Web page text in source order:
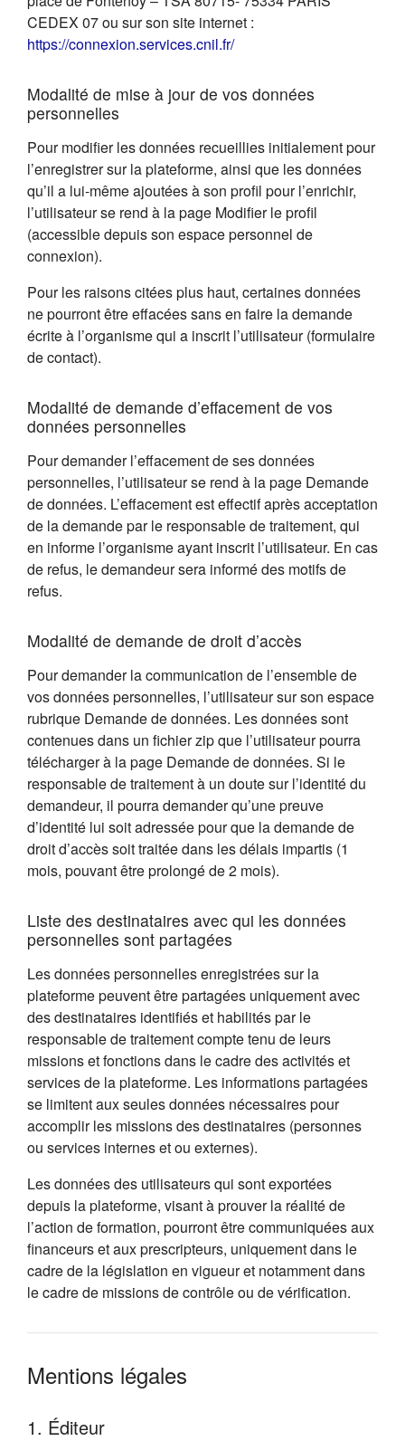
CEDEX 07 ou sur son site internet :
https://connexion.services.cnil.fr/(s'ouvre dans un nouvel
Modalité de mise à jour de vos données
personnelles
Pour modifier les données recueillies initialement pour
l’enregistrer sur la plateforme, ainsi que les données
qu’il a lui-même ajoutées à son profil pour l’enrichir,
l’utilisateur se rend à la page Modifier le profil
(accessible depuis son espace personnel de
connexion).
Pour les raisons citées plus haut, certaines données
ne pourront être effacées sans en faire la demande
écrite à l’organisme qui a inscrit l’utilisateur (formulaire
de contact).
Modalité de demande d’effacement de vos
données personnelles
Pour demander l’effacement de ses données
personnelles, l’utilisateur se rend à la page Demande
de données. L’effacement est effectif après acceptation
de la demande par le responsable de traitement, qui
en informe l’organisme ayant inscrit l’utilisateur. En cas
de refus, le demandeur sera informé des motifs de
refus.
Modalité de demande de droit d’accès
Pour demander la communication de l’ensemble de
vos données personnelles, l’utilisateur sur son espace
rubrique Demande de données. Les données sont
contenues dans un fichier zip que l’utilisateur pourra
télécharger à la page Demande de données. Si le
responsable de traitement à un doute sur l’identité du
demandeur, il pourra demander qu’une preuve
d’identité lui soit adressée pour que la demande de
droit d’accès soit traitée dans les délais impartis (1
mois, pouvant être prolongé de 2 mois).
Liste des destinataires avec qui les données
personnelles sont partagées
Les données personnelles enregistrées sur la
plateforme peuvent être partagées uniquement avec
des destinataires identifiés et habilités par le
responsable de traitement compte tenu de leurs
missions et fonctions dans le cadre des activités et
services de la plateforme. Les informations partagées
se limitent aux seules données nécessaires pour
accomplir les missions des destinataires (personnes
ou services internes et ou externes).
Les données des utilisateurs qui sont exportées
depuis la plateforme, visant à prouver la réalité de
l’action de formation, pourront être communiquées aux
financeurs et aux prescripteurs, uniquement dans le
cadre de la législation en vigueur et notamment dans
le cadre de missions de contrôle ou de vérification.
Mentions légales
1. Éditeur